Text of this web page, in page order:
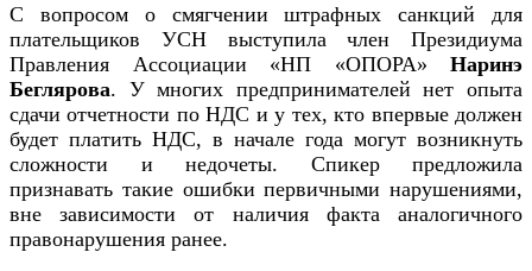
С вопросом о смягчении штрафных санкций для
плательщиков УСН выступила член Президиума
Правления Ассоциации «НП «ОПОРА» Наринэ
Беглярова. У многих предпринимателей нет опыта
сдачи отчетности по НДС и у тех, кто впервые должен
будет платить НДС, в начале года могут возникнуть
сложности и недочеты. Спикер предложила
признавать такие ошибки первичными нарушениями,
вне зависимости от наличия факта аналогичного
правонарушения ранее.